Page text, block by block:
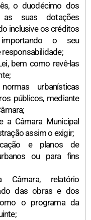
o duodécimo dos
as suas dotações
inclusive os créditos
importando o seu
bem como revê-las
urbanísticas
públicos, mediante
a Câmara Municipal
assim o exigir;
e planos de
ou para fins
Câmara, relatório
das obras e dos
o programa da